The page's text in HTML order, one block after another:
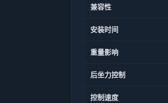
兼容性
安装时间
重量影响
后坐力控制
控制速度